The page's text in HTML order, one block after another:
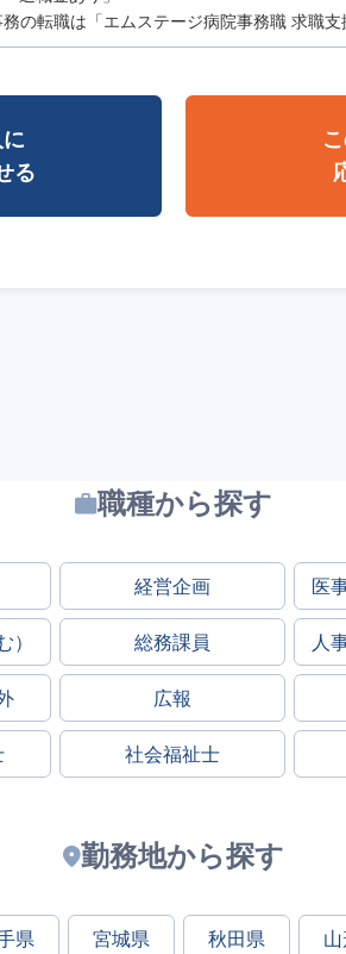
の転職は「エムステージ病院事務職 求職支
る
職種から探す
経営企画 医
総務課員 人
広報
社会福祉士
勤務地から探す
県 宮城県 秋田県